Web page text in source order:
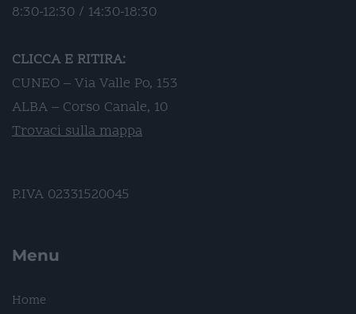
8:30-12:30 / 14:30-18:30
CLICCA E RITIRA:
CUNEO – Via Valle Po, 153
ALBA – Corso Canale, 10
Trovaci sulla mappa
P.IVA 02331520045
Menu
Home